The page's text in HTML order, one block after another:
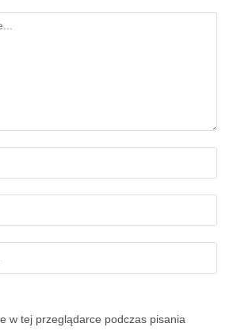
w tej przeglądarce podczas pisania